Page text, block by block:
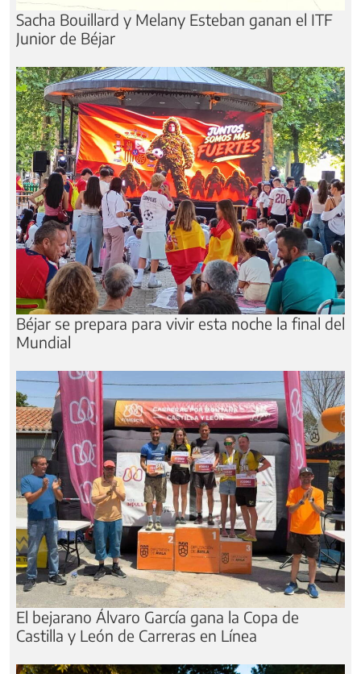
Sacha Bouillard y Melany Esteban ganan el ITF
Junior de Béjar
Béjar se prepara para vivir esta noche la final del
Mundial
El bejarano Álvaro García gana la Copa de
Castilla y León de Carreras en Línea